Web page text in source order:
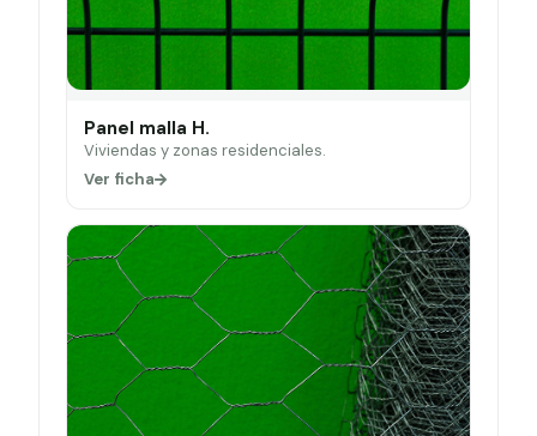
Panel malla H.
Viviendas y zonas residenciales.
Ver ficha